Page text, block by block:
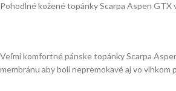
Pohodlné kožené topánky Scarpa Aspen GTX
Veľmi komfortné pánske topánky Scarpa
membránu aby boli nepremokavé aj vo vlhkom